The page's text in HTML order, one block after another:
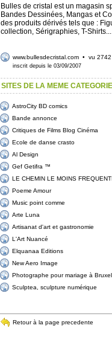
Bulles de cristal est un magasin
Bandes Dessinées, Mangas et
des produits dérivés tels que :
collection, Sérigraphies, T-Shirts...
www.bullesdecristal.com • vu 2742
inscrit depuis le 03/09/2007
SITES DE LA MEME CATEGORIE
AstroCity BD comics
Bande annonce
Critiques de Films Blog Cinéma
Ecole de danse crasto
Al Design
Gef Getifra ™
LE CHEMIN LE MOINS
Poeme Amour
Music point comme
Arte Luna
Artisanat d'art et gastronomie
L'Art Nuancé
Elquanaa Editions
New Aero Image
Photographe pour mariage à
Sculptea, sculpture numérique
Retour à la page precedente